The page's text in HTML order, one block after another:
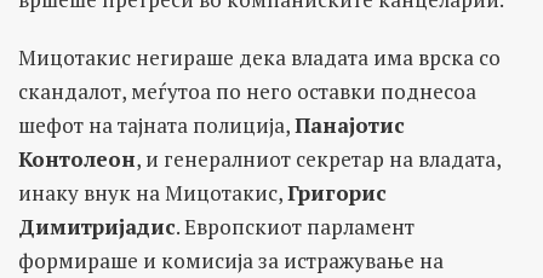
Мицотакис негираше дека владата има врска со
скандалот, меѓутоа по него оставки поднесоа
шефот на тајната полиција,Панајотис
Контолеон, и генералниот секретар на владата,
инаку внук на Мицотакис,Григорис
Димитријадис. Европскиот парламент
формираше и комисија за истражување на